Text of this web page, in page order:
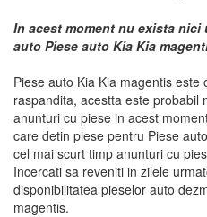
In acest moment nu exista
auto Piese auto Kia Kia
Piese auto Kia Kia magentis
raspandita, acestta este probabil
anunturi cu piese in acest
care detin piese pentru Piese
cel mai scurt timp anunturi cu
Incercati sa reveniti in zilele
disponibilitatea pieselor auto
magentis.